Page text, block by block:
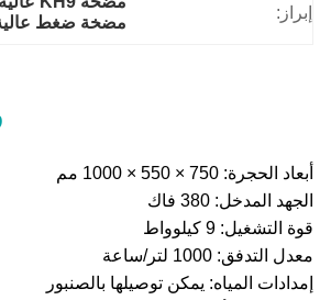
إبراز:
مضخة ضغط عالية
أبعاد الحجرة: 750 × 550 × 1000 مم
الجهد المدخل: 380 فاك
قوة التشغيل: 9 كيلوواط
معدل التدفق: 1000 لتر/ساعة
إمدادات المياه: يمكن توصيلها بالصنبور